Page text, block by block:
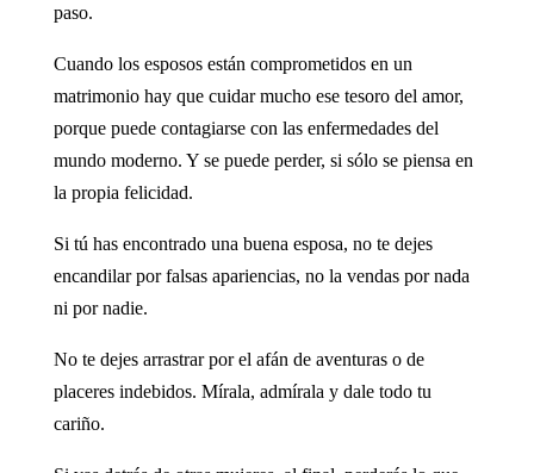
paso.
Cuando los esposos están comprometidos en un
matrimonio hay que cuidar mucho ese tesoro del amor,
porque puede contagiarse con las enfermedades del
mundo moderno. Y se puede perder, si sólo se piensa en
la propia felicidad.
Si tú has encontrado una buena esposa, no te dejes
encandilar por falsas apariencias, no la vendas por nada
ni por nadie.
No te dejes arrastrar por el afán de aventuras o de
placeres indebidos. Mírala, admírala y dale todo tu
cariño.